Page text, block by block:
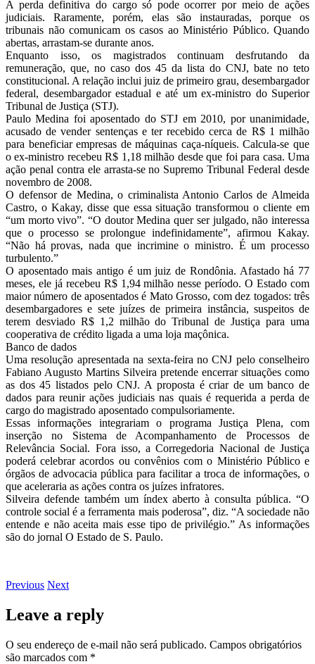
A perda definitiva do cargo só pode ocorrer por meio de ações
judiciais. Raramente, porém, elas são instauradas, porque os
tribunais não comunicam os casos ao Ministério Público. Quando
abertas, arrastam-se durante anos.
Enquanto isso, os magistrados continuam desfrutando da
remuneração, que, no caso dos 45 da lista do CNJ, bate no teto
constitucional. A relação inclui juiz de primeiro grau, desembargador
federal, desembargador estadual e até um ex-ministro do Superior
Tribunal de Justiça (STJ).
Paulo Medina foi aposentado do STJ em 2010, por unanimidade,
acusado de vender sentenças e ter recebido cerca de R$ 1 milhão
para beneficiar empresas de máquinas caça-níqueis. Calcula-se que
o ex-ministro recebeu R$ 1,18 milhão desde que foi para casa. Uma
ação penal contra ele arrasta-se no Supremo Tribunal Federal desde
novembro de 2008.
O defensor de Medina, o criminalista Antonio Carlos de Almeida
Castro, o Kakay, disse que essa situação transformou o cliente em
“um morto vivo”. “O doutor Medina quer ser julgado, não interessa
que o processo se prolongue indefinidamente”, afirmou Kakay.
“Não há provas, nada que incrimine o ministro. É um processo
turbulento.”
O aposentado mais antigo é um juiz de Rondônia. Afastado há 77
meses, ele já recebeu R$ 1,94 milhão nesse período. O Estado com
maior número de aposentados é Mato Grosso, com dez togados: três
desembargadores e sete juízes de primeira instância, suspeitos de
terem desviado R$ 1,2 milhão do Tribunal de Justiça para uma
cooperativa de crédito ligada a uma loja maçônica.
Banco de dados
Uma resolução apresentada na sexta-feira no CNJ pelo conselheiro
Fabiano Augusto Martins Silveira pretende encerrar situações como
as dos 45 listados pelo CNJ. A proposta é criar de um banco de
dados para reunir ações judiciais nas quais é requerida a perda de
cargo do magistrado aposentado compulsoriamente.
Essas informações integrariam o programa Justiça Plena, com
inserção no Sistema de Acompanhamento de Processos de
Relevância Social. Fora isso, a Corregedoria Nacional de Justiça
poderá celebrar acordos ou convênios com o Ministério Público e
órgãos de advocacia pública para facilitar a troca de informações, o
que aceleraria as ações contra os juízes infratores.
Silveira defende também um índex aberto à consulta pública. “O
controle social é a ferramenta mais poderosa”, diz. “A sociedade não
entende e não aceita mais esse tipo de privilégio.” As informações
são do jornal O Estado de S. Paulo.
Previous Next
Leave a reply
O seu endereço de e-mail não será publicado. Campos obrigatórios
são marcados com *